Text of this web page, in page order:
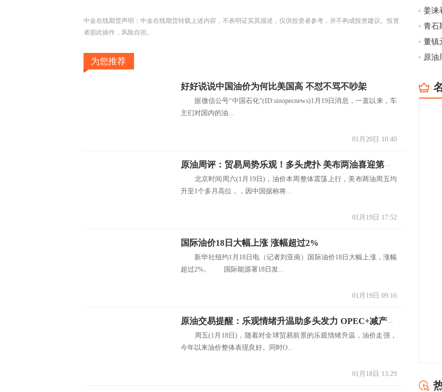
中金在线期货声明：中金在线期货转载上述内容，不表明证实其描述，仅供投资者参考，并不构成投资建议。投资
者据此操作，风险自担。
为您推荐
好好说说中国油价为何比美国高 不怼不骂不吵架
据微信公号“中国石化”(ID:sinopecnews)1月19日消息，一直以来，车
主们对国内的油...
01月20日 10:40
原油周评：贸易局势乐观！多头虎扑 美布两油喜迎第三周收阳
北京时间周六(1月19日)，油价本周整体震荡上行，美布两油周五均
升至1个多月高位，，因中国据称将...
01月19日 17:52
国际油价18日大幅上涨 涨幅超过2%
新华社纽约1月18日电（记者刘亚南）国际油价18日大幅上涨，涨幅
超过2%。 国际能源署18日发...
01月19日 09:16
原油交易提醒：乐观情绪升温助多头发力 OPEC+减产火拼美油激增
周五(1月18日)，随着对全球贸易前景的乐观情绪升温，油价走强，
今年以来油价整体表现良好。同时O...
01月18日 13:29
8
姜涞
青石